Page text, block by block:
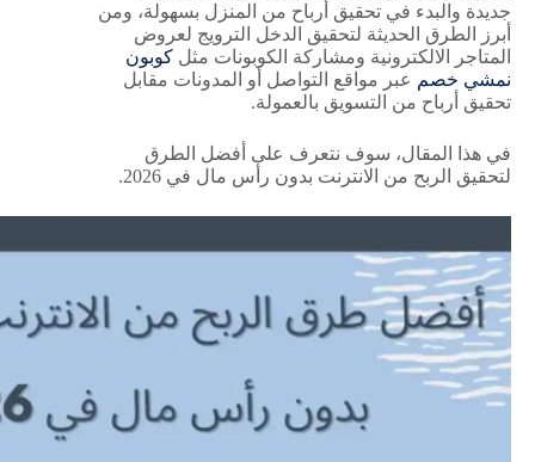
جديدة والبدء في تحقيق أرباح من المنزل بسهولة، ومن
أبرز الطرق الحديثة لتحقيق الدخل الترويج لعروض
المتاجر الالكترونية ومشاركة الكوبونات مثل كوبون
نمشي خصم عبر مواقع التواصل أو المدونات مقابل
تحقيق أرباح من التسويق بالعمولة.
في هذا المقال، سوف نتعرف على أفضل الطرق
لتحقيق الربح من الانترنت بدون رأس مال في 2026.